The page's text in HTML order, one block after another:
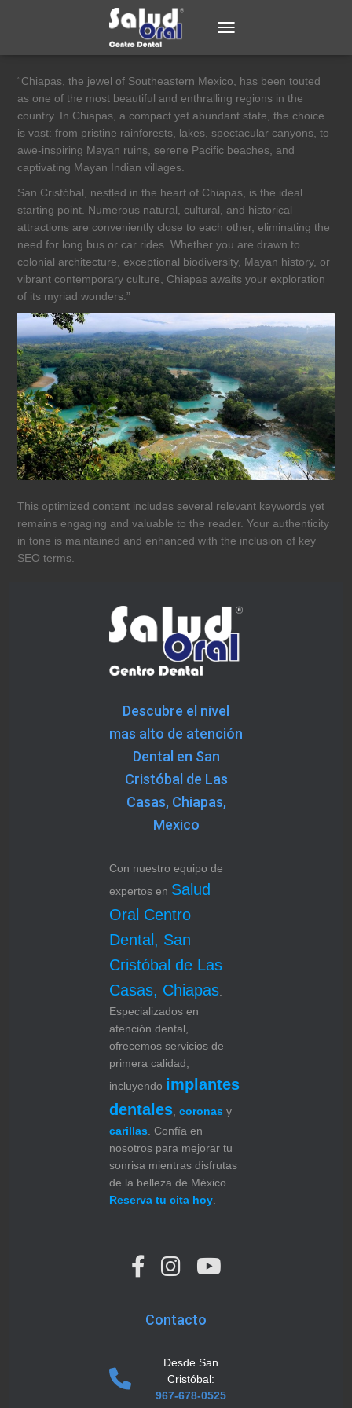
“Chiapas, the jewel of Southeastern Mexico, has been touted
as one of the most beautiful and enthralling regions in the
country. In Chiapas, a compact yet abundant state, the choice
is vast: from pristine rainforests, lakes, spectacular canyons, to
awe-inspiring Mayan ruins, serene Pacific beaches, and
captivating Mayan Indian villages.
San Cristóbal, nestled in the heart of Chiapas, is the ideal
starting point. Numerous natural, cultural, and historical
attractions are conveniently close to each other, eliminating the
need for long bus or car rides. Whether you are drawn to
colonial architecture, exceptional biodiversity, Mayan history, or
vibrant contemporary culture, Chiapas awaits your exploration
of its myriad wonders.”
This optimized content includes several relevant keywords yet
remains engaging and valuable to the reader. Your authenticity
in tone is maintained and enhanced with the inclusion of key
SEO terms.
Descubre el nivel
mas alto de atención
Dental en San
Cristóbal de Las
Casas, Chiapas,
Mexico
Con nuestro equipo de
expertos en Salud
Oral Centro
Dental, San
Cristóbal de Las
Casas, Chiapas.
Especializados en
atención dental,
ofrecemos servicios de
primera calidad,
incluyendo implantes
dentales, coronas y
carillas. Confía en
nosotros para mejorar tu
sonrisa mientras disfrutas
de la belleza de México.
Reserva tu cita hoy.
Contacto
Desde San
Cristóbal:
967-678-0525